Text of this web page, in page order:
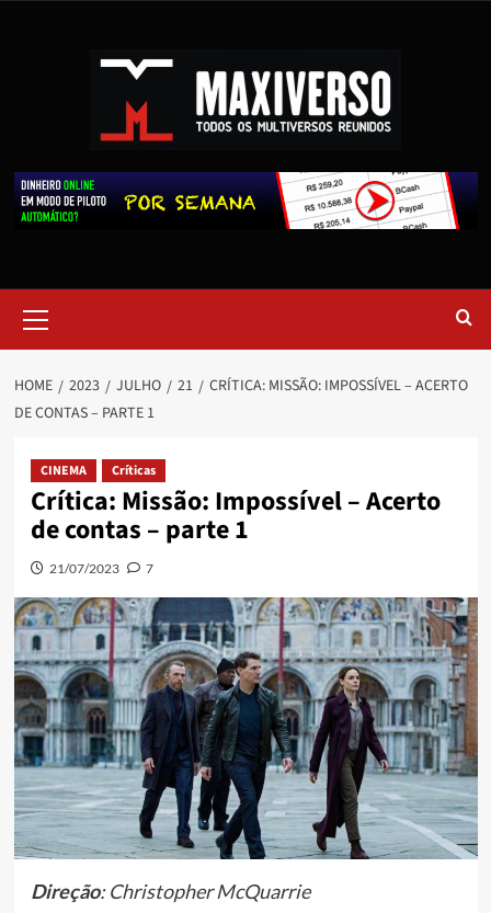
HOME 2023 JULHO 21
CRÍTICA: MISSÃO: IMPOSSÍVEL – ACERTO
DE CONTAS – PARTE 1
CINEMA Críticas
Crítica: Missão: Impossível – Acerto
de contas – parte 1
21/07/2023 7
Direção: Christopher McQuarrie